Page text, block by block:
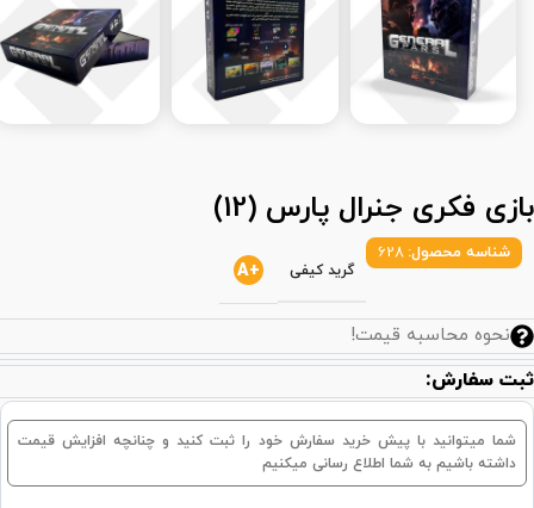
بازی فکری جنرال پارس (12)
شناسه محصول: 628
گرید کیفی +A
نحوه محاسبه قیمت!
ثبت سفارش:
شما میتوانید با پیش خرید سفارش خود را ثبت کنید و چنانچه افزایش قیمت
داشته باشیم به شما اطلاع رسانی میکنیم